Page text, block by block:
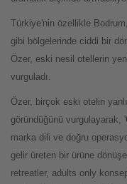
Türkiye'nin özellikle
gibi bölgelerinde ciddi bir
Özer, eski nesil otellerin
vurguladı.
Özer, birçok eski otelin
göründüğünü vurgulayarak,
marka dili ve doğru
gelir üreten bir ürüne
retreatler, adults only